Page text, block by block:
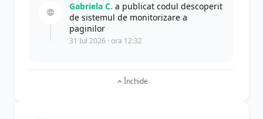
Gabriela C. a publicat codul descoperit
de sistemul de monitorizare a
paginilor
31 Iul 2026 · ora 12:32
Închide